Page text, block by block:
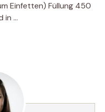
Einfetten) Füllung 450
in …